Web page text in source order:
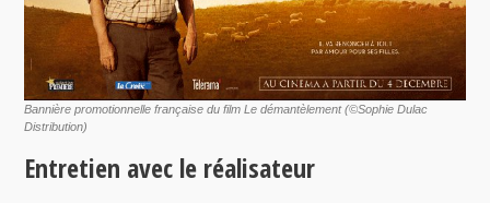
Bannière promotionnelle française du film Le démantèlement (©Sophie Dulac
Distribution)
Entretien avec le réalisateur